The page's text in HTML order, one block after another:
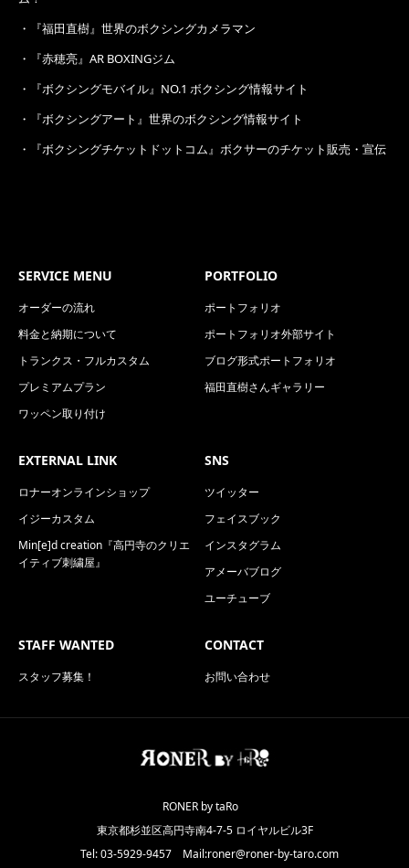
・
『福田直樹』世界のボクシングカメラマン
・
『赤穂亮』AR BOXINGジム
・
『ボクシングモバイル』NO.1 ボクシング情報サイト
・
『ボクシングアート』世界のボクシング情報サイト
・
『ボクシングチケットドットコム』ボクサーのチケット販売・宣伝
SERVICE MENU
オーダーの流れ
料金と納期について
トランクス・フルカスタム
プレミアムプラン
ワッペン取り付け
PORTFOLIO
ポートフォリオ
ポートフォリオ外部サイト
ブログ形式ポートフォリオ
福田直樹さんギャラリー
EXTERNAL LINK
ロナーオンラインショップ
イジーカスタム
Min[e]d creation『高円寺のクリエ
イティブ刺繍屋』
SNS
ツイッター
フェイスブック
インスタグラム
アメーバブログ
ユーチューブ
STAFF WANTED
スタッフ募集！
CONTACT
お問い合わせ
RONER by taRo
東京都杉並区高円寺南4-7-5 ロイヤルビル3F
Tel: 03-5929-9457 Mail:roner@roner-by-taro.com